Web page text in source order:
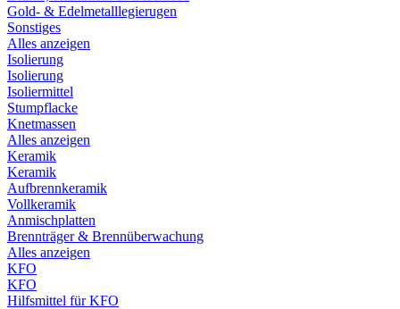
Gold- & Edelmetalllegierugen
Sonstiges
Alles anzeigen
Isolierung
Isolierung
Isoliermittel
Stumpflacke
Knetmassen
Alles anzeigen
Keramik
Keramik
Aufbrennkeramik
Vollkeramik
Anmischplatten
Brennträger & Brennüberwachung
Alles anzeigen
KFO
KFO
Hilfsmittel für KFO